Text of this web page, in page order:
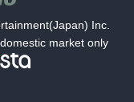
Inc.
market only